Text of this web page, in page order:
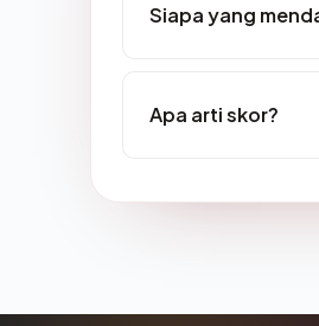
Siapa yang
Apa arti skor?